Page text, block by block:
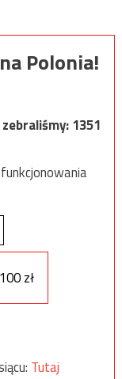
Polonia!
zebraliśmy:1351
100 zł
Tutaj